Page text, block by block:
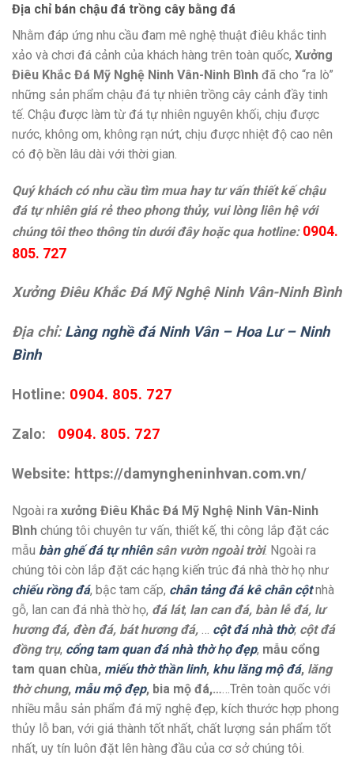
Địa chỉ bán chậu đá trồng cây bằng đá
Nhằm đáp ứng nhu cầu đam mê nghệ thuật điêu khắc tinh
xảo và chơi đá cảnh của khách hàng trên toàn quốc, Xưởng
Điêu Khắc Đá Mỹ Nghệ Ninh Vân-Ninh Bình đã cho “ra lò”
những sản phẩm chậu đá tự nhiên trồng cây cảnh đầy tinh
tế. Chậu được làm từ đá tự nhiên nguyên khối, chịu được
nước, không om, không rạn nứt, chịu được nhiệt độ cao nên
có độ bền lâu dài với thời gian.
Quý khách có nhu cầu tìm mua hay tư vấn thiết kế chậu
đá tự nhiên giá rẻ theo phong thủy, vui lòng liên hệ với
chúng tôi theo thông tin dưới đây hoặc qua hotline: 0904.
805. 727
Xưởng Điêu Khắc Đá Mỹ Nghệ Ninh Vân-Ninh Bình
Địa chỉ: Làng nghề đá Ninh Vân – Hoa Lư – Ninh
Bình
Hotline: 0904. 805. 727
Zalo: 0904. 805. 727
Website: https://damyngheninhvan.com.vn/
Ngoài ra xưởng Điêu Khắc Đá Mỹ Nghệ Ninh Vân-Ninh
Bình chúng tôi chuyên tư vấn, thiết kế, thi công lắp đặt các
mẫu bàn ghế đá tự nhiênsân vườn ngoài trời. Ngoài ra
chúng tôi còn lắp đặt các hạng kiến trúc đá nhà thờ họ như
chiếu rồng đá, bậc tam cấp, chân tảng đá kê chân cộtnhà
gỗ, lan can đá nhà thờ họ, đá lát, lan can đá, bàn lễ đá, lư
hương đá, đèn đá, bát hương đá, … cột đá nhà thờ, cột đá
đồng trụ, cổng tam quan đá nhà thờ họ đẹp, mẫu cổng
tam quan chùa, miếu thờ thần linh, khu lăng mộ đá, lăng
thờ chung, mẫu mộ đẹp, bia mộ đá,……Trên toàn quốc với
nhiều mẫu sản phẩm đá mỹ nghệ đẹp, kích thước hợp phong
thủy lỗ ban, với giá thành tốt nhất, chất lượng sản phẩm tốt
nhất, uy tín luôn đặt lên hàng đầu của cơ sở chúng tôi.